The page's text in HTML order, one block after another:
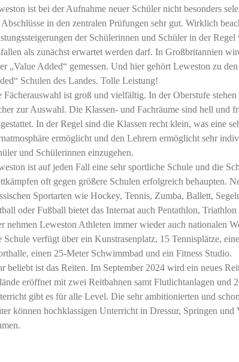
ist bei der Aufnahme neuer Schüler nicht besonders
in den zentralen Prüfungen sehr gut. Wirklich
der Schülerinnen und Schüler in der Regel
als zunächst erwartet werden darf. In Großbritannien
„Value Added“ gemessen. Und hier gehört Leweston zu
Schulen des Landes. Tolle Leistung!
Fächerauswahl ist groß und vielfältig. In der Oberstufe
zur Auswahl. Die Klassen- und Fachräume sind hell und
In der Regel sind die Klassen recht klein, was eine
ermöglicht und den Lehrern ermöglicht sehr
und Schülerinnen einzugehen.
ist auf jeden Fall eine sehr sportliche Schule und die
oft gegen größere Schulen erfolgreich behaupten.
Sportarten wie Hockey, Tennis, Zumba, Ballett,
oder Fußball bietet das Internat auch Pentathlon,
nehmen Leweston Athleten immer wieder auch nationalen
Schule verfügt über ein Kunstrasenplatz, 15 Tennisplätze,
einen 25-Meter Schwimmbad und ein Fitness Studio.
beliebt ist das Reiten. Im September 2024 wird ein neues
eröffnet mit zwei Reitbahnen samt Flutlichtanlagen und
gibt es für alle Level. Die sehr ambitionierten und
können hochklassigen Unterricht in Dressur, Springen und